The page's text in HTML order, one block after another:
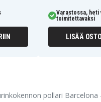
Varastossa, heti
toimitettavaksi
LISÄÄ
pollari